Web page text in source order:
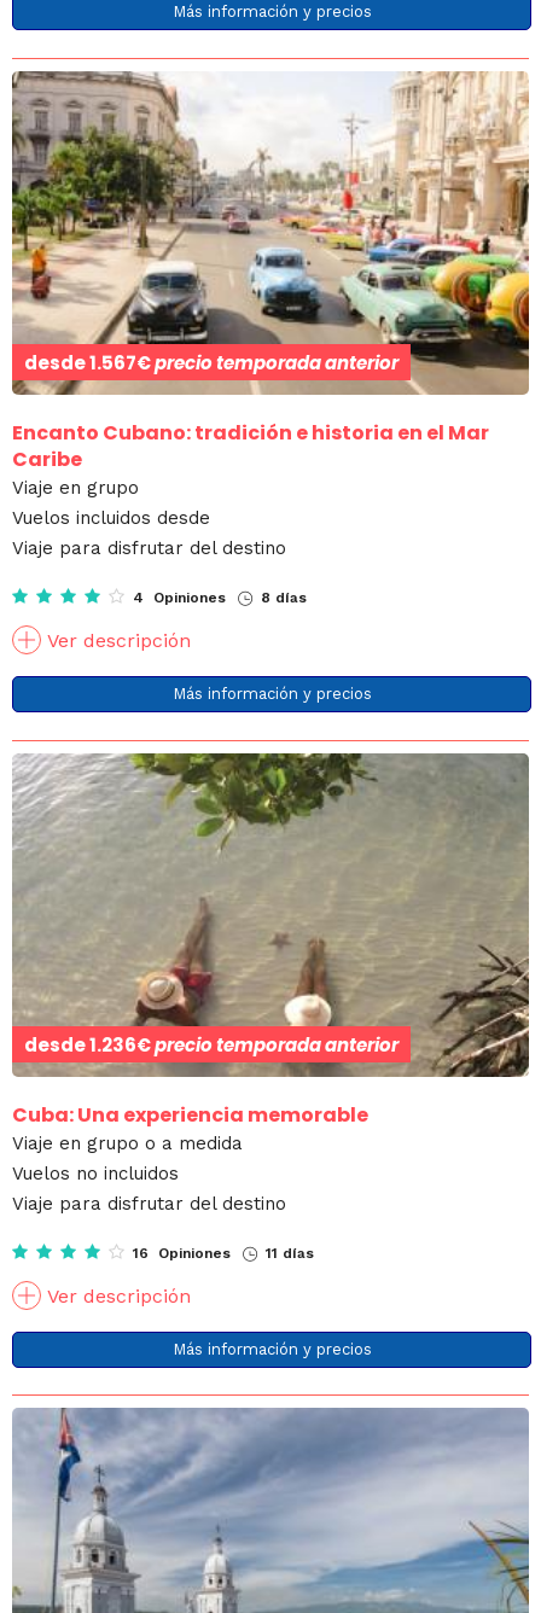
Más información y precios
desde1.567€precio temporada anterior
Encanto Cubano: tradición e historia en el Mar
Caribe
Viaje en grupo
Vuelos incluidos desde
Viaje para disfrutar del destino
4 Opiniones 8 días
Ver descripción
Más información y precios
desde1.236€precio temporada anterior
Cuba: Una experiencia memorable
Viaje en grupo o a medida
Vuelos no incluidos
Viaje para disfrutar del destino
16 Opiniones 11 días
Ver descripción
Más información y precios